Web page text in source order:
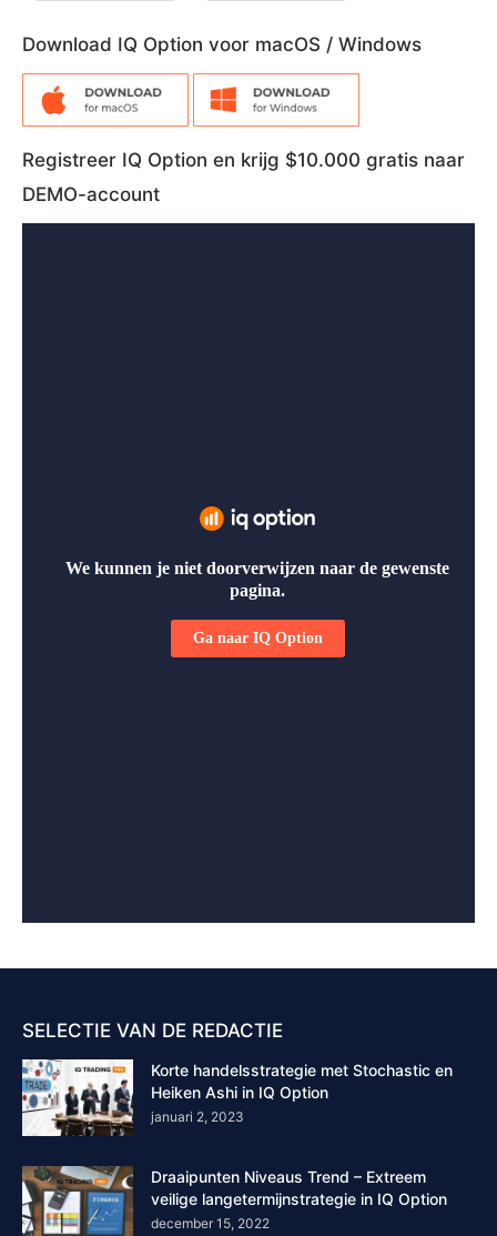
Download IQ Option voor macOS / Windows
Registreer IQ Option en krijg $10.000 gratis naar
DEMO-account
SELECTIE VAN DE REDACTIE
Korte handelsstrategie met Stochastic en
Heiken Ashi in IQ Option
januari 2, 2023
Draaipunten Niveaus Trend – Extreem
veilige langetermijnstrategie in IQ Option
december 15, 2022